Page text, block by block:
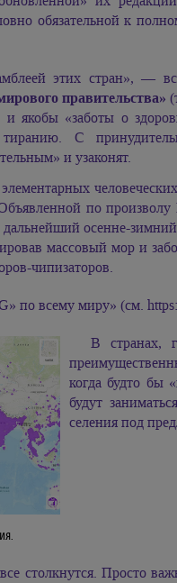
обязательной к
этих стран», —
правительства»
якобы «заботы о
С
и узаконят.
по
осенне-зимний
массовый мор и
чипизаторов.
по всему миру» (см.
В странах,
когда будто бы
будут
селения под
столкнутся. Просто